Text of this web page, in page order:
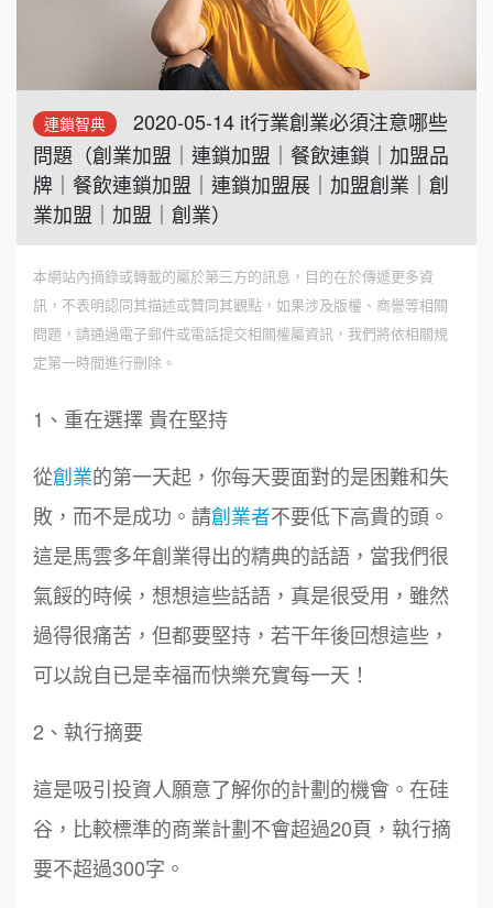
連鎖智典
2020-05-14 it行業創業必須注意哪些
問題（創業加盟｜連鎖加盟｜餐飲連鎖｜加盟品
牌｜餐飲連鎖加盟｜連鎖加盟展｜加盟創業｜創
業加盟｜加盟｜創業）
本網站內摘錄或轉載的屬於第三方的訊息，目的在於傳遞更多資
訊，不表明認同其描述或贊同其觀點，如果涉及版權、商譽等相關
問題，請通過電子郵件或電話提交相關權屬資訊，我們將依相關規
定第一時間進行刪除。
1、重在選擇 貴在堅持
從創業的第一天起，你每天要面對的是困難和失
敗，而不是成功。請創業者不要低下高貴的頭。
這是馬雲多年創業得出的精典的話語，當我們很
氣餒的時候，想想這些話語，真是很受用，雖然
過得很痛苦，但都要堅持，若干年後回想這些，
可以說自已是幸福而快樂充實每一天！
2、執行摘要
這是吸引投資人願意了解你的計劃的機會。在硅
谷，比較標準的商業計劃不會超過20頁，執行摘
要不超過300字。